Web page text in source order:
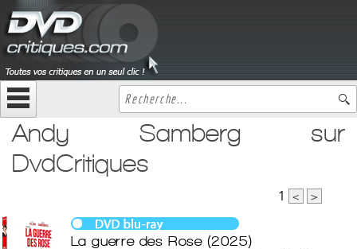
Andy Samberg sur
DvdCritiques
1 < >
La guerre des Rose (2025)